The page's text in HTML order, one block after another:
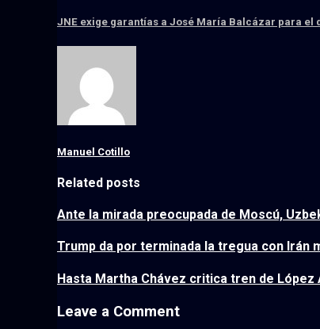
JNE exige garantías a José María Balcázar para
Manuel Cotillo
Related posts
Ante la mirada preocupada de Moscú,
Trump da por terminada la tregua con Irán
Hasta Martha Chávez critica tren de López
Leave a Comment